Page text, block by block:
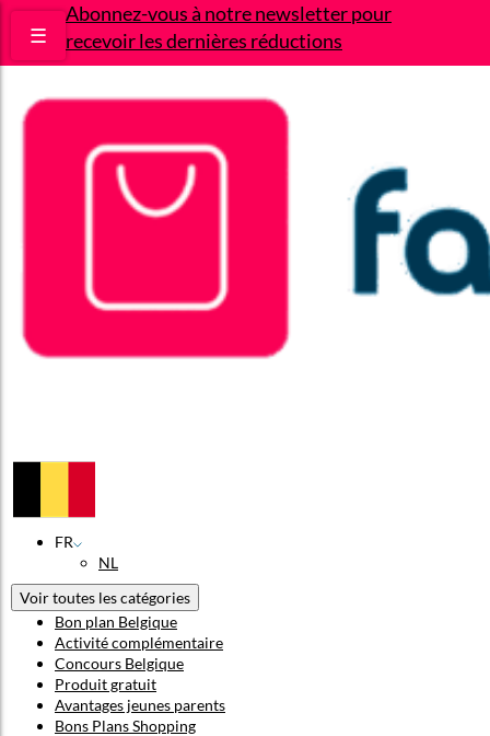
Abonnez-vous à notre newsletter pour
recevoir les dernières réductions
☰
FR
NL
Voir toutes les catégories
Bon plan Belgique
Activité complémentaire
Concours Belgique
Produit gratuit
Avantages jeunes parents
Bons Plans Shopping